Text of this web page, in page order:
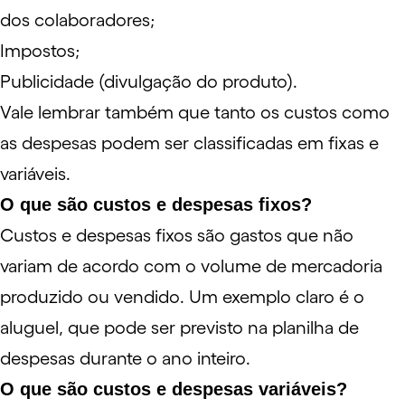
dos colaboradores;
Impostos;
Publicidade (divulgação do produto).
Vale lembrar também que tanto os custos como
as despesas podem ser classificadas em fixas e
variáveis.
O que são custos e despesas fixos?
Custos e despesas fixos são gastos que não
variam de acordo com o volume de mercadoria
produzido ou vendido. Um exemplo claro é o
aluguel, que pode ser previsto na planilha de
despesas durante o ano inteiro.
O que são custos e despesas variáveis?